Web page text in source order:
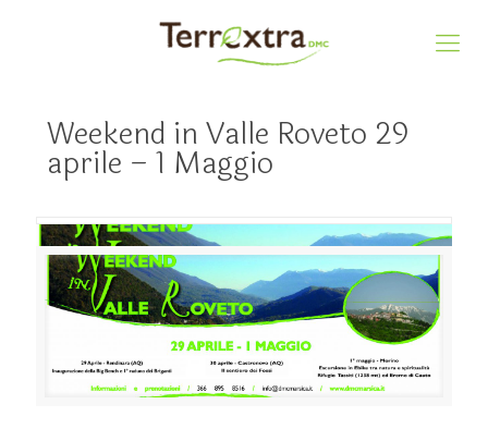
Weekend in Valle Roveto 29
aprile – 1 Maggio